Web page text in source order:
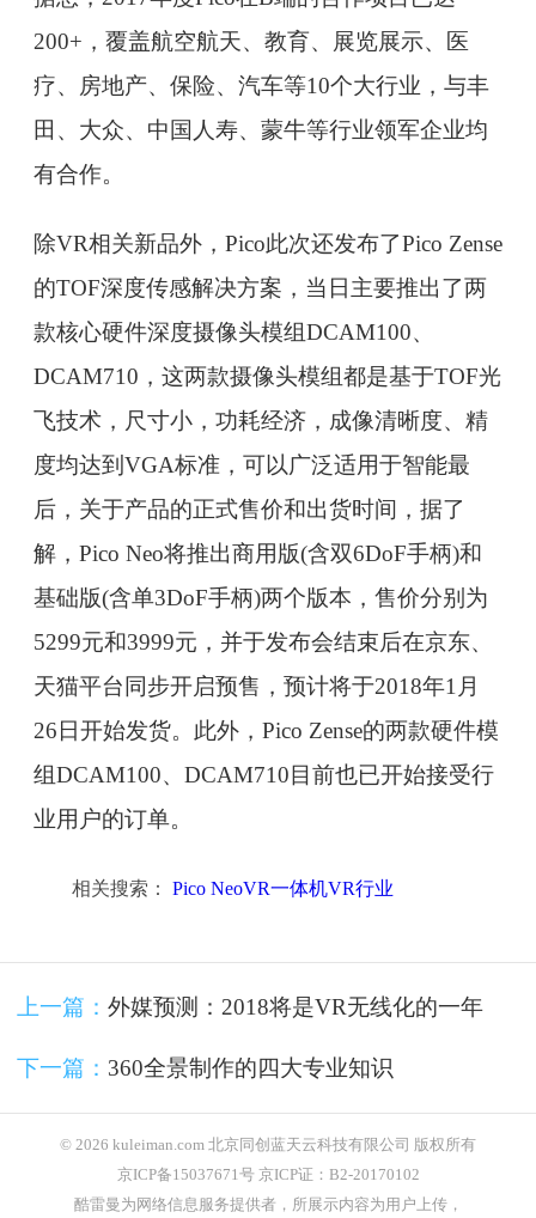
200+，覆盖航空航天、教育、展览展示、医
疗、房地产、保险、汽车等10个大行业，与丰
田、大众、中国人寿、蒙牛等行业领军企业均
有合作。
除VR相关新品外，Pico此次还发布了Pico Zense
的TOF深度传感解决方案，当日主要推出了两
款核心硬件深度摄像头模组DCAM100、
DCAM710，这两款摄像头模组都是基于TOF光
飞技术，尺寸小，功耗经济，成像清晰度、精
度均达到VGA标准，可以广泛适用于智能最
后，关于产品的正式售价和出货时间，据了
解，Pico Neo将推出商用版(含双6DoF手柄)和
基础版(含单3DoF手柄)两个版本，售价分别为
5299元和3999元，并于发布会结束后在京东、
天猫平台同步开启预售，预计将于2018年1月
26日开始发货。此外，Pico Zense的两款硬件模
组DCAM100、DCAM710目前也已开始接受行
业用户的订单。
相关搜索： Pico NeoVR一体机VR行业
上一篇： 外媒预测：2018将是VR无线化的一年
下一篇： 360全景制作的四大专业知识
© 2026 kuleiman.com 北京同创蓝天云科技有限公司 版权所有
京ICP备15037671号 京ICP证：B2-20170102
酷雷曼为网络信息服务提供者，所展示内容为用户上传，